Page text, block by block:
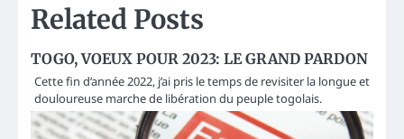
Related Posts
TOGO, VOEUX POUR 2023: LE GRAND PARDON
Cette fin d’année 2022, j’ai pris le temps de revisiter la longue et
douloureuse marche de libération du peuple togolais.